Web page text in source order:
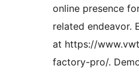
online presence
related endeavor.
at https://
factory-pro/.